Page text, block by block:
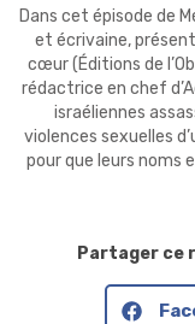
Dans cet épisode de
et écrivaine,
cœur (Éditions de
rédactrice en chef
israéliennes
violences sexuelles
pour que leurs noms
Partager ce